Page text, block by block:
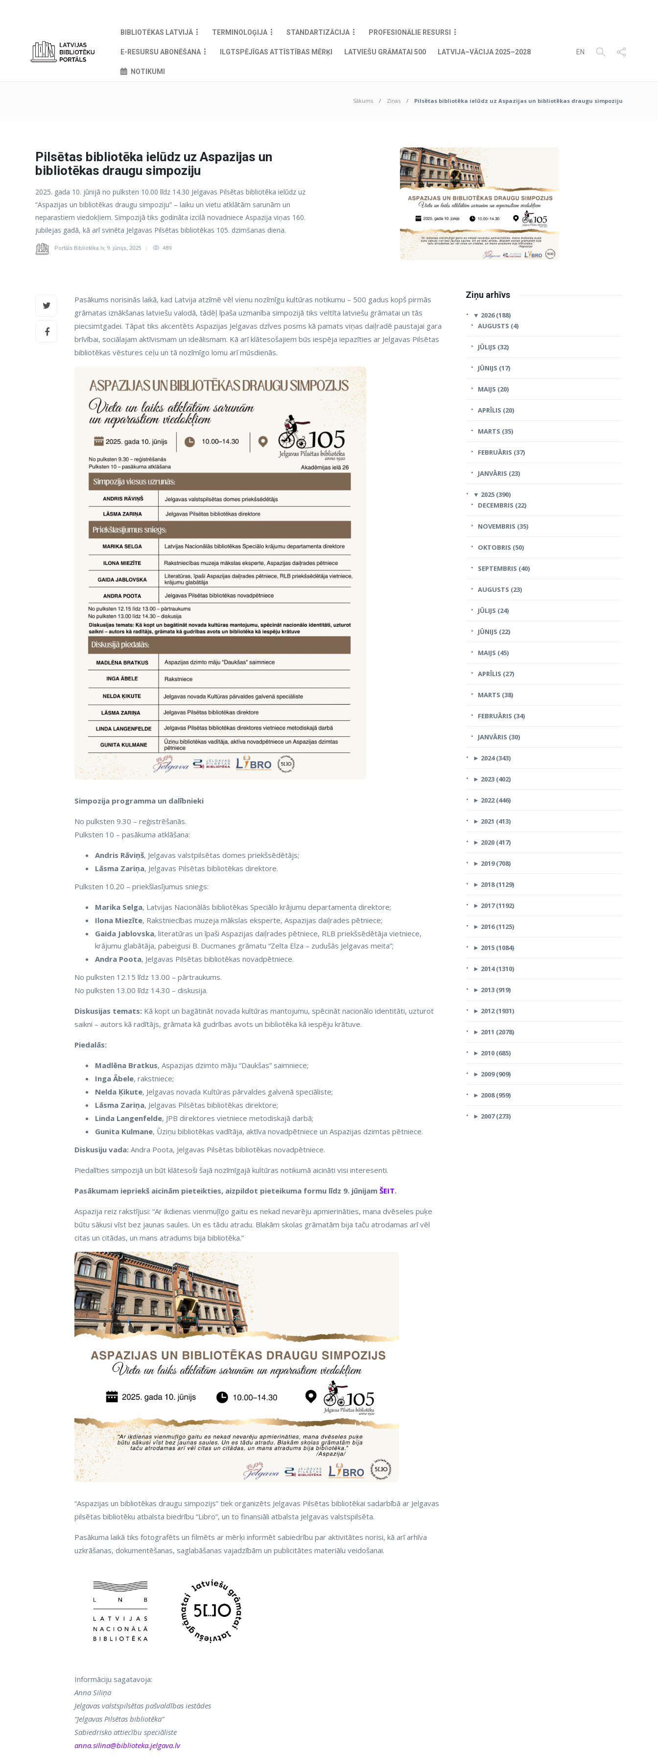
BIBLIOTĒKAS LATVIJĀ TERMINOLOĢIJA STANDARTIZĀCIJA PROFESIONĀLIE RESURSI
E-RESURSU ABONĒŠANA ILGTSPĒJĪGAS ATTĪSTĪBAS MĒRĶI LATVIEŠU GRĀMATAI 500 LATVIJA–VĀCIJA 2025–2028
NOTIKUMI
EN
Sākums Ziņas Pilsētas bibliotēka ielūdz uz Aspazijas un bibliotēkas draugu simpoziju
Pilsētas bibliotēka ielūdz uz Aspazijas un
bibliotēkas draugu simpoziju
2025. gada 10. jūnijā no pulksten 10.00 līdz 14.30 Jelgavas Pilsētas bibliotēka ielūdz uz
“Aspazijas un bibliotēkas draugu simpoziju” – laiku un vietu atklātām sarunām un
neparastiem viedokļiem. Simpozijā tiks godināta izcilā novadniece Aspazija viņas 160.
jubilejas gadā, kā arī svinēta Jelgavas Pilsētas bibliotēkas 105. dzimšanas diena.
Portāls Bibliotēka.lv, 9. jūnijs, 2025 489
Pasākums norisinās laikā, kad Latvija atzīmē vēl vienu nozīmīgu kultūras notikumu – 500 gadus kopš pirmās
grāmatas iznākšanas latviešu valodā, tādēļ īpaša uzmanība simpozijā tiks veltīta latviešu grāmatai un tās
piecsimtgadei. Tāpat tiks akcentēts Aspazijas Jelgavas dzīves posms kā pamats viņas daiļradē paustajai gara
brīvībai, sociālajam aktīvismam un ideālismam. Kā arī klātesošajiem būs iespēja iepazīties ar Jelgavas Pilsētas
bibliotēkas vēstures ceļu un tā nozīmīgo lomu arī mūsdienās.
Simpozija programma un dalībnieki
No pulksten 9.30 – reģistrēšanās.
Pulksten 10 – pasākuma atklāšana:
Andris Rāviņš, Jelgavas valstpilsētas domes priekšsēdētājs;
Lāsma Zariņa, Jelgavas Pilsētas bibliotēkas direktore.
Pulksten 10.20 – priekšlasījumus sniegs:
Marika Selga, Latvijas Nacionālās bibliotēkas Speciālo krājumu departamenta direktore;
Ilona Miezīte, Rakstniecības muzeja mākslas eksperte, Aspazijas daiļrades pētniece;
Gaida Jablovska, literatūras un īpaši Aspazijas daiļrades pētniece, RLB priekšsēdētāja vietniece,
krājumu glabātāja, pabeigusi B. Ducmanes grāmatu “Zelta Elza – zudušās Jelgavas meita”;
Andra Poota, Jelgavas Pilsētas bibliotēkas novadpētniece.
No pulksten 12.15 līdz 13.00 – pārtraukums.
No pulksten 13.00 līdz 14.30 – diskusija.
Diskusijas temats: Kā kopt un bagātināt novada kultūras mantojumu, spēcināt nacionālo identitāti, uzturot
saikni – autors kā radītājs, grāmata kā gudrības avots un bibliotēka kā iespēju krātuve.
Piedalās:
Madlēna Bratkus, Aspazijas dzimto māju “Daukšas” saimniece;
Inga Ābele, rakstniece;
Nelda Ķikute, Jelgavas novada Kultūras pārvaldes galvenā speciāliste;
Lāsma Zariņa, Jelgavas Pilsētas bibliotēkas direktore;
Linda Langenfelde, JPB direktores vietniece metodiskajā darbā;
Gunita Kulmane, Ūziņu bibliotēkas vadītāja, aktīva novadpētniece un Aspazijas dzimtas pētniece.
Diskusiju vada: Andra Poota, Jelgavas Pilsētas bibliotēkas novadpētniece.
Piedalīties simpozijā un būt klātesoši šajā nozīmīgajā kultūras notikumā aicināti visi interesenti.
Pasākumam iepriekš aicinām pieteikties, aizpildot pieteikuma formu līdz 9. jūnijam ŠEIT.
Aspazija reiz rakstījusi: “Ar ikdienas vienmuļīgo gaitu es nekad nevarēju apmierināties, mana dvēseles puķe
būtu sākusi vīst bez jaunas saules. Un es tādu atradu. Blakām skolas grāmatām bija taču atrodamas arī vēl
citas un citādas, un mans atradums bija bibliotēka.”
“Aspazijas un bibliotēkas draugu simpozijs” tiek organizēts Jelgavas Pilsētas bibliotēkai sadarbībā ar Jelgavas
pilsētas bibliotēku atbalsta biedrību “Libro”, un to finansiāli atbalsta Jelgavas valstspilsēta.
Pasākuma laikā tiks fotografēts un filmēts ar mērķi informēt sabiedrību par aktivitātes norisi, kā arī arhīva
uzkrāšanas, dokumentēšanas, saglabāšanas vajadzībām un publicitātes materiālu veidošanai.
Informāciju sagatavoja:
Anna Siliņa
Jelgavas valstspilsētas pašvaldības iestādes
“Jelgavas Pilsētas bibliotēka”
Sabiedrisko attiecību speciāliste
anna.silina@biblioteka.jelgava.lv
Ziņu arhīvs
▼ 2026 (188)
AUGUSTS (4)
JŪLIJS (32)
JŪNIJS (17)
MAIJS (20)
APRĪLIS (20)
MARTS (35)
FEBRUĀRIS (37)
JANVĀRIS (23)
▼ 2025 (390)
DECEMBRIS (22)
NOVEMBRIS (35)
OKTOBRIS (50)
SEPTEMBRIS (40)
AUGUSTS (23)
JŪLIJS (24)
JŪNIJS (22)
MAIJS (45)
APRĪLIS (27)
MARTS (38)
FEBRUĀRIS (34)
JANVĀRIS (30)
► 2024 (343)
► 2023 (402)
► 2022 (446)
► 2021 (413)
► 2020 (417)
► 2019 (708)
► 2018 (1129)
► 2017 (1192)
► 2016 (1125)
► 2015 (1084)
► 2014 (1310)
► 2013 (919)
► 2012 (1931)
► 2011 (2078)
► 2010 (685)
► 2009 (909)
► 2008 (959)
► 2007 (273)